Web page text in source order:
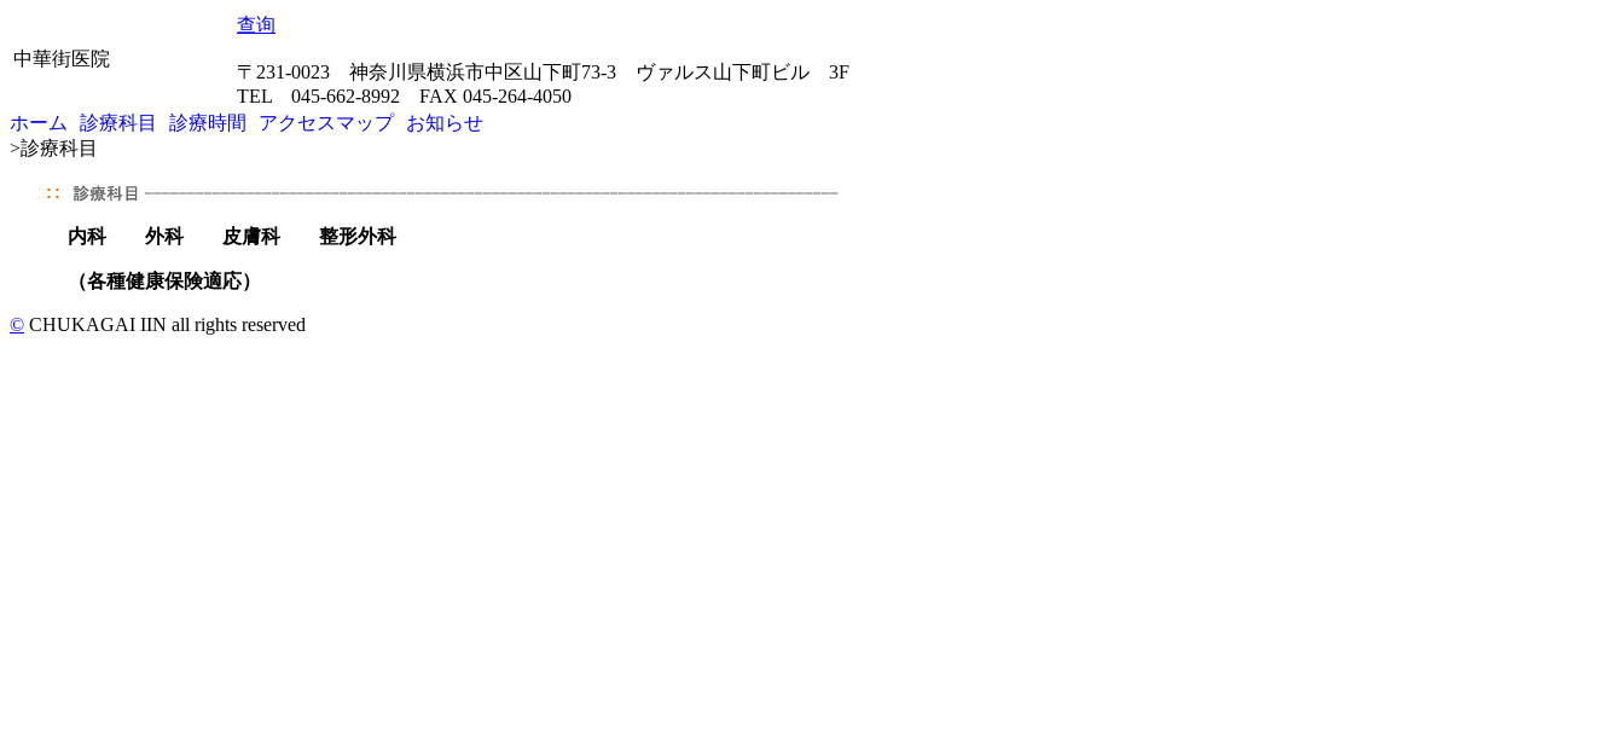
中華街医院
查询
〒231-0023 神奈川県横浜市中区山下町73-3 ヴァルス山下町ビル 3F
TEL 045-662-8992 FAX 045-264-4050
ホーム
診療科目 診療時間 アクセスマップ
お知らせ
>診療科目
内科 外科 皮膚科 整形外科
（各種健康保険適応）
© CHUKAGAI IIN all rights reserved